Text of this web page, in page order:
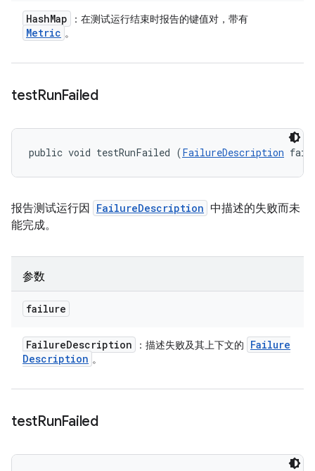
HashMap ：在测试运行结束时报告的键值对，带有
Metric 。
testRunFailed
public void testRunFailed (FailureDescription
报告测试运行因 FailureDescription 中描述的失败而未
能完成。
参数
failure
FailureDescription ：描述失败及其上下文的
Failure
Description 。
testRunFailed